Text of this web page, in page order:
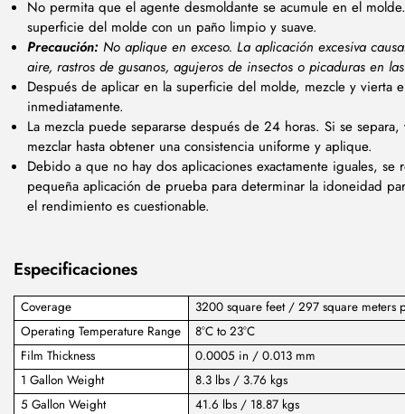
No permita que el agente desmoldante se acumule en el
superficie del molde con un paño limpio y suave.
Precaución: No aplique en exceso. La aplicación excesiva
aire, rastros de gusanos, agujeros de insectos o picaduras en
Después de aplicar en la superficie del molde, mezcle y vierta
inmediatamente.
La mezcla puede separarse después de 24 horas. Si se separa,
mezclar hasta obtener una consistencia uniforme y aplique.
Debido a que no hay dos aplicaciones exactamente iguales, se
pequeña aplicación de prueba para determinar la idoneidad
el rendimiento es cuestionable.
Especificaciones
Coverage
3200 square feet / 297 square meters
Operating Temperature Range
8°C to 23°C
Film Thickness
0.0005 in / 0.013 mm
1 Gallon Weight
8.3 lbs / 3.76 kgs
5 Gallon Weight
41.6 lbs / 18.87 kgs